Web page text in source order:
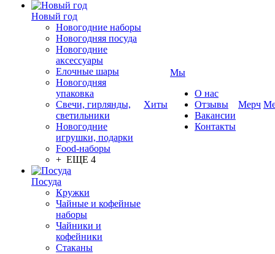
Новый год
Новогодние наборы
Новогодняя посуда
Новогодние
аксессуары
Елочные шары
Новогодняя
упаковка
Свечи, гирлянды,
светильники
Новогодние
игрушки, подарки
Food-наборы
+ ЕЩЕ 4
Посуда
Кружки
Чайные и кофейные
наборы
Чайники и
кофейники
Стаканы
Хиты
Мы
О нас
Отзывы
Вакансии
Контакты
Мерч